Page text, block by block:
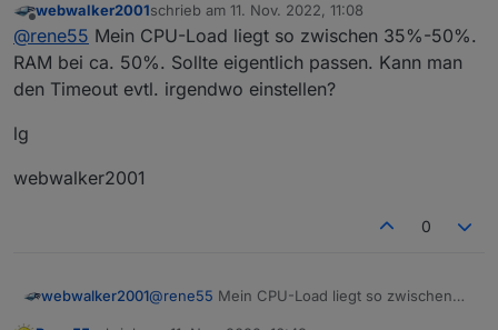
sehen diese Zeilen:
Spoiler
wie dubletten aus. Ist dein System sehr ausgelastet?
Ab und an kann eine Warnung wie diese
solarmanpv.0
antworten konnte.
Offline
webwalker2001schrieb am 11. Nov. 2022, 11:08
zuletzt editiert von
@rene55 Mein CPU-Load liegt so zwischen 35%-50%.
RAM bei ca. 50%. Sollte eigentlich passen. Kann man
den Timeout evtl. irgendwo einstellen?
lg
webwalker2001
0
webwalker2001@rene55 Mein CPU-Load liegt so zwischen